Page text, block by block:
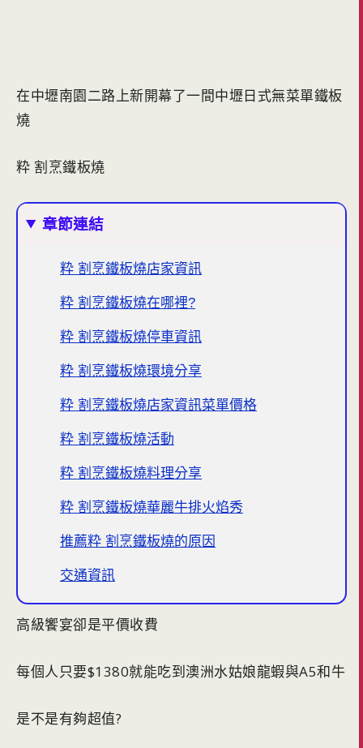
在中壢南園二路上新開幕了一間中壢日式無菜單鐵板
燒
粋 割烹鐵板燒
章節連結
粋 割烹鐵板燒店家資訊
粋 割烹鐵板燒在哪裡?
粋 割烹鐵板燒停車資訊
粋 割烹鐵板燒環境分享
粋 割烹鐵板燒店家資訊菜單價格
粋 割烹鐵板燒活動
粋 割烹鐵板燒料理分享
粋 割烹鐵板燒華麗牛排火焰秀
推薦粋 割烹鐵板燒的原因
交通資訊
高級饗宴卻是平價收費
每個人只要$1380就能吃到澳洲水姑娘龍蝦與A5和牛
是不是有夠超值?